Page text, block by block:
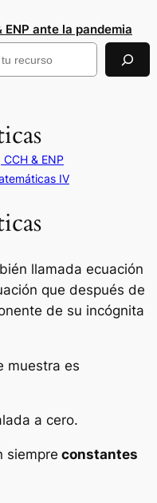
ENP ante la pandemia
& ENP
IV
llamada ecuación
que después de
de su incógnita
muestra es
a cero.
siempre constantes